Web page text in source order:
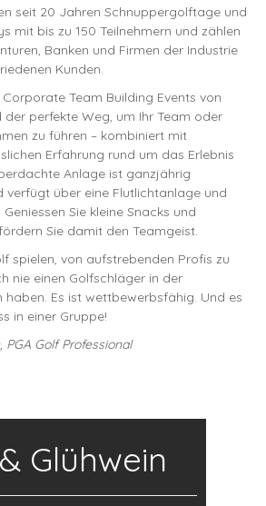
seit 20 Jahren Schnuppergolftage und
mit bis zu 150 Teilnehmern und zählen
Banken und Firmen der Industrie
Kunden.
Team Building Events von
der perfekte Weg, um Ihr Team oder
zu führen – kombiniert mit
Erfahrung rund um das Erlebnis
Anlage ist ganzjährig
verfügt über eine Flutlichtanlage und
Sie kleine Snacks und
Sie damit den Teamgeist.
spielen, von aufstrebenden Profis zu
nie einen Golfschläger in der
haben. Es ist wettbewerbsfähig. Und es
in einer Gruppe!
PGA Golf Professional
Glühwein